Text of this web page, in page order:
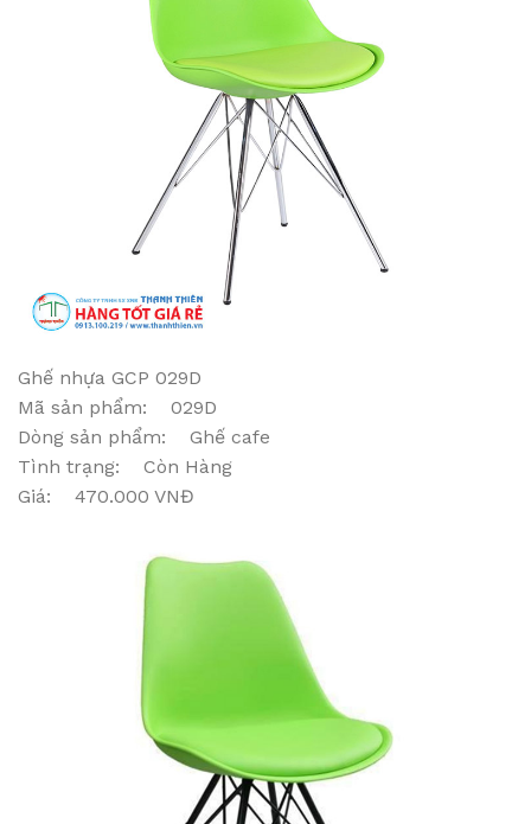
Ghế nhựa GCP 029D
Mã sản phẩm: 029D
Dòng sản phẩm: Ghế cafe
Tình trạng: Còn Hàng
Giá: 470.000 VNĐ